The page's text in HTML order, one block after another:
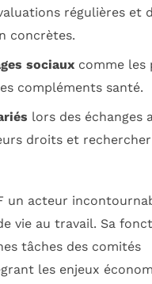
régulières et
concrètes.
sociauxcomme les
compléments santé.
lors des échanges
droits et
un acteur
vie au travail. Sa
tâches des comités
les enjeux